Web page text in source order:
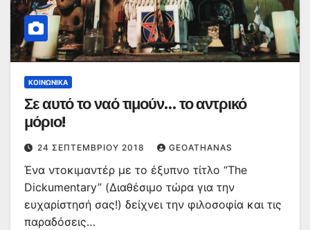
ΚΟΙΝΩΝΙΚΆ
Σε αυτό το ναό τιμούν… το αντρικό
μόριο!
24 ΣΕΠΤΕΜΒΡΊΟΥ 2018 GEOATHANAS
Ένα ντοκιμαντέρ με το έξυπνο τίτλο “The
Dickumentary” (Διαθέσιμο τώρα για την
ευχαρίστησή σας!) δείχνει την φιλοσοφία και τις
παραδόσεις…